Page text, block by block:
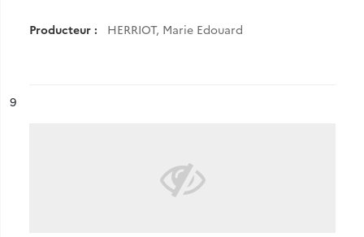
Producteur : HERRIOT, Marie Edouard
n°
9